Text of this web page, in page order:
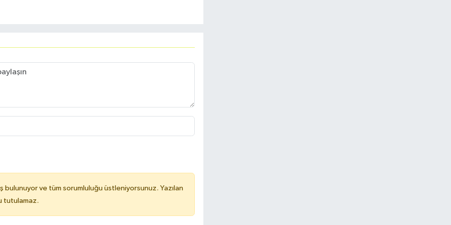
bulunuyor ve tüm sorumluluğu üstleniyorsunuz. Yazılan
tutulamaz.